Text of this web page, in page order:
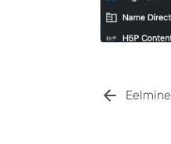
Eelmine